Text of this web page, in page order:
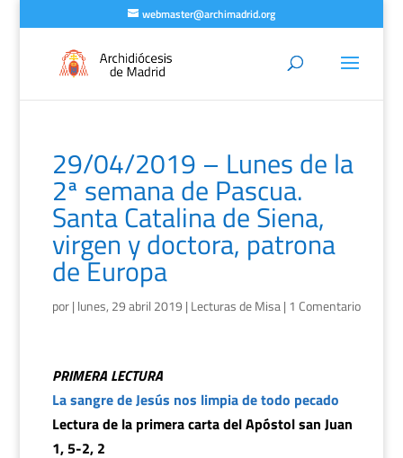
webmaster@archimadrid.org
29/04/2019 – Lunes de la
2ª semana de Pascua.
Santa Catalina de Siena,
virgen y doctora, patrona
de Europa
por| lunes, 29 abril 2019 | Lecturas de Misa| 1 Comentario
PRIMERA LECTURA
La sangre de Jesús nos limpia de todo pecado
Lectura de la primera carta del Apóstol san Juan
1, 5-2, 2